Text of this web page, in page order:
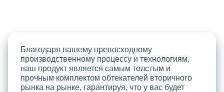
Благодаря нашему превосходному
производственному процессу и технологиям,
наш продукт является самым толстым и
прочным комплектом обтекателей вторичного
рынка на рынке, гарантируя, что у вас будет